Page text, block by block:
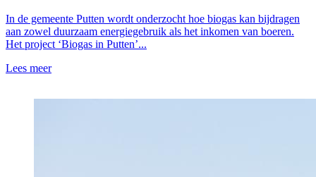
In de gemeente Putten wordt onderzocht hoe biogas kan bijdragen
aan zowel duurzaam energiegebruik als het inkomen van boeren.
Het project ‘Biogas in Putten’...
Lees meer